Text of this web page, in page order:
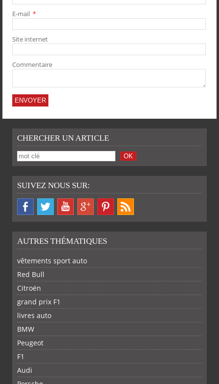
E-mail *
Site internet
Commentaire
CHERCHER UN ARTICLE
SUIVEZ NOUS SUR:
AUTRES THÉMATIQUES
vêtements sport auto
Red Bull
Citroën
grand prix F1
livres auto
BMW
Peugeot
F1
Audi